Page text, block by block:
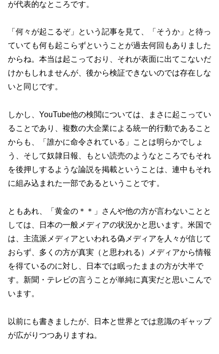
が代表的なところです。
「何々が起こるぞ」という記事を見て、「そうか」と待っ
ていても何も起こらずということが過去何回もありました
からね。本当は起こっており、それが表面に出てこないだ
けかもしれませんが、後から検証できないのでは存在しな
いと同じです。
しかし、YouTube他の検閲については、まさに起こってい
ることであり、複数の大企業による統一的行動であること
からも、「誰かに命令されている」ことは明らかでしょ
う、そして奴隷日報、もとい読売のようなところでもそれ
を後押しするような論説を掲載ということは、連中もそれ
に組み込まれた一部であるということです。
ともあれ、「黄金の＊＊」さんや他の方が言わないことと
しては、日本の一般メディアの状況かと思います。米国で
は、主流派メディアといわれる偽メディアを人々が信じて
おらず、多くの方が真実（と思われる）メディアから情報
を得ているのに対し、日本では眠ったままの方が大半で
す。新聞・テレビの言うことが単純に真実だと思いこんで
います。
以前にも書きましたが、日本と世界とでは意識のギャップ
が広がりつつありますね。